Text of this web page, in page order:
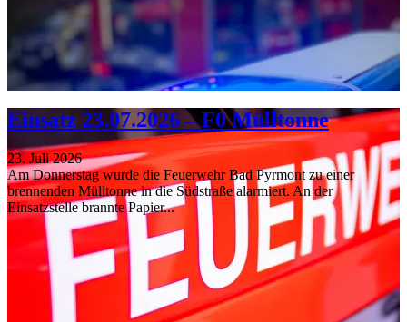
Einsatz 23.07.2026 – F0 Mülltonne
23. Juli 2026
Am Donnerstag wurde die Feuerwehr Bad Pyrmont zu einer
brennenden Mülltonne in die Südstraße alarmiert. An der
Einsatzstelle brannte Papier...